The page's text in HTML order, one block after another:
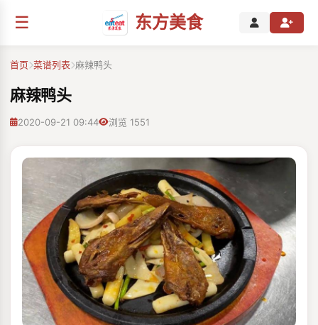
☰ 东方美食
首页 菜谱列表 麻辣鸭头
麻辣鸭头
2020-09-21 09:44 浏览 1551